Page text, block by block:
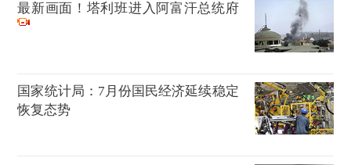
最新画面！塔利班进入阿富汗总统府
国家统计局：7月份国民经济延续稳定
恢复态势